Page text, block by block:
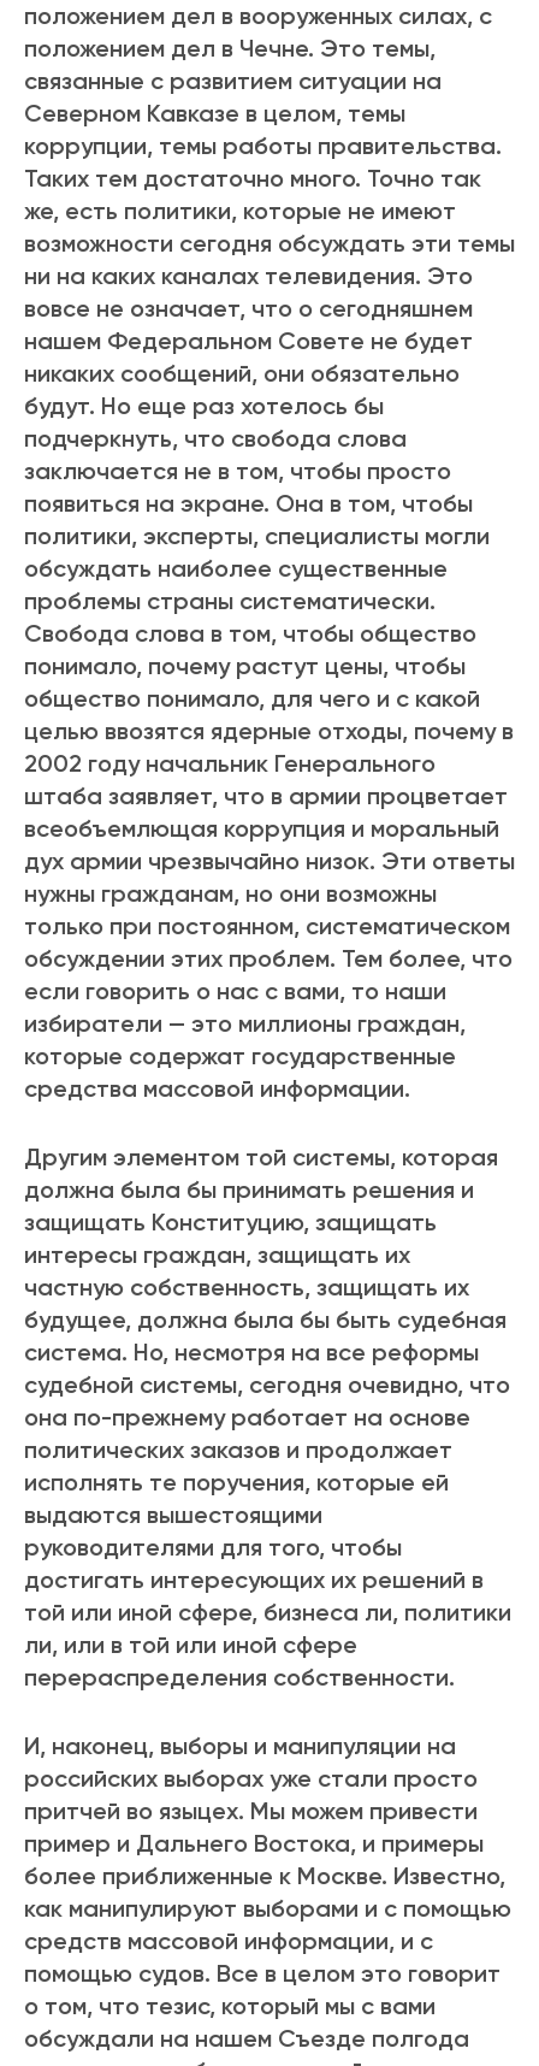
положением дел в вооруженных силах, с
положением дел в Чечне. Это темы,
связанные с развитием ситуации на
Северном Кавказе в целом, темы
коррупции, темы работы правительства.
Таких тем достаточно много. Точно так
же, есть политики, которые не имеют
возможности сегодня обсуждать эти темы
ни на каких каналах телевидения. Это
вовсе не означает, что о сегодняшнем
нашем Федеральном Совете не будет
никаких сообщений, они обязательно
будут. Но еще раз хотелось бы
подчеркнуть, что свобода слова
заключается не в том, чтобы просто
появиться на экране. Она в том, чтобы
политики, эксперты, специалисты могли
обсуждать наиболее существенные
проблемы страны систематически.
Свобода слова в том, чтобы общество
понимало, почему растут цены, чтобы
общество понимало, для чего и с какой
целью ввозятся ядерные отходы, почему в
2002 году начальник Генерального
штаба заявляет, что в армии процветает
всеобъемлющая коррупция и моральный
дух армии чрезвычайно низок. Эти ответы
нужны гражданам, но они возможны
только при постоянном, систематическом
обсуждении этих проблем. Тем более, что
если говорить о нас с вами, то наши
избиратели — это миллионы граждан,
которые содержат государственные
средства массовой информации.
Другим элементом той системы, которая
должна была бы принимать решения и
защищать Конституцию, защищать
интересы граждан, защищать их
частную собственность, защищать их
будущее, должна была бы быть судебная
система. Но, несмотря на все реформы
судебной системы, сегодня очевидно, что
она по-прежнему работает на основе
политических заказов и продолжает
исполнять те поручения, которые ей
выдаются вышестоящими
руководителями для того, чтобы
достигать интересующих их решений в
той или иной сфере, бизнеса ли, политики
ли, или в той или иной сфере
перераспределения собственности.
И, наконец, выборы и манипуляции на
российских выборах уже стали просто
притчей во языцех. Мы можем привести
пример и Дальнего Востока, и примеры
более приближенные к Москве. Известно,
как манипулируют выборами и с помощью
средств массовой информации, и с
помощью судов. Все в целом это говорит
о том, что тезис, который мы с вами
обсуждали на нашем Съезде полгода